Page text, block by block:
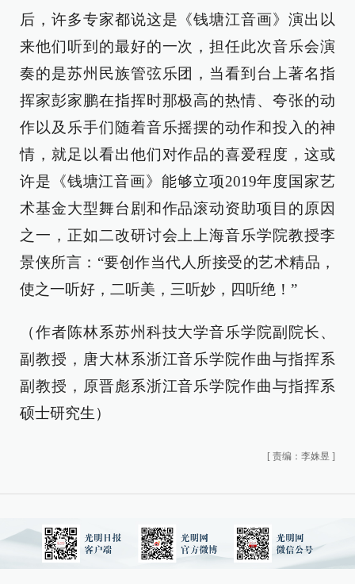
后，许多专家都说这是《钱塘江音画》演出以
来他们听到的最好的一次，担任此次音乐会演
奏的是苏州民族管弦乐团，当看到台上著名指
挥家彭家鹏在指挥时那极高的热情、夸张的动
作以及乐手们随着音乐摇摆的动作和投入的神
情，就足以看出他们对作品的喜爱程度，这或
许是《钱塘江音画》能够立项2019年度国家艺
术基金大型舞台剧和作品滚动资助项目的原因
之一，正如二改研讨会上上海音乐学院教授李
景侠所言：“要创作当代人所接受的艺术精品，
使之一听好，二听美，三听妙，四听绝！”
（作者陈林系苏州科技大学音乐学院副院长、
副教授，唐大林系浙江音乐学院作曲与指挥系
副教授，原晋彪系浙江音乐学院作曲与指挥系
硕士研究生）
[ 责编：李姝昱 ]